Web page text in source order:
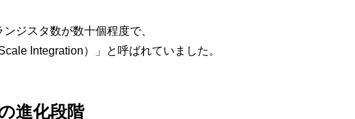
ジスタ数が数十個程度で、
Integration）」と呼ばれていました。
進化段階